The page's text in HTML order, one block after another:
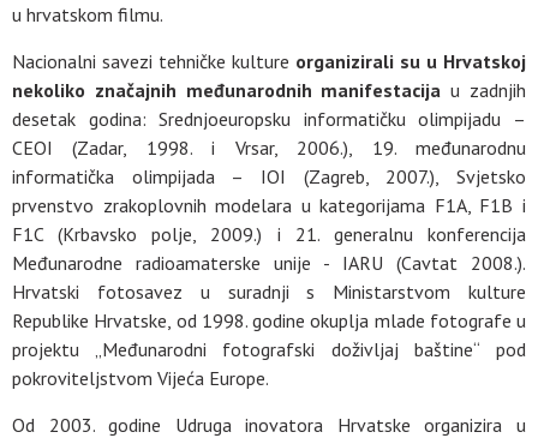
u hrvatskom filmu.
Nacionalni savezi tehničke kulture organizirali su u Hrvatskoj
nekoliko značajnih međunarodnih manifestacijau zadnjih
desetak godina: Srednjoeuropsku informatičku olimpijadu –
CEOI (Zadar, 1998. i Vrsar, 2006.), 19. međunarodnu
informatička olimpijada – IOI (Zagreb, 2007.), Svjetsko
prvenstvo zrakoplovnih modelara u kategorijama F1A, F1B i
F1C (Krbavsko polje, 2009.) i 21. generalnu konferencija
Međunarodne radioamaterske unije - IARU (Cavtat 2008.).
Hrvatski fotosavez u suradnji s Ministarstvom kulture
Republike Hrvatske, od 1998. godine okuplja mlade fotografe u
projektu „Međunarodni fotografski doživljaj baštine“ pod
pokroviteljstvom Vijeća Europe.
Od 2003. godine Udruga inovatora Hrvatske organizira u